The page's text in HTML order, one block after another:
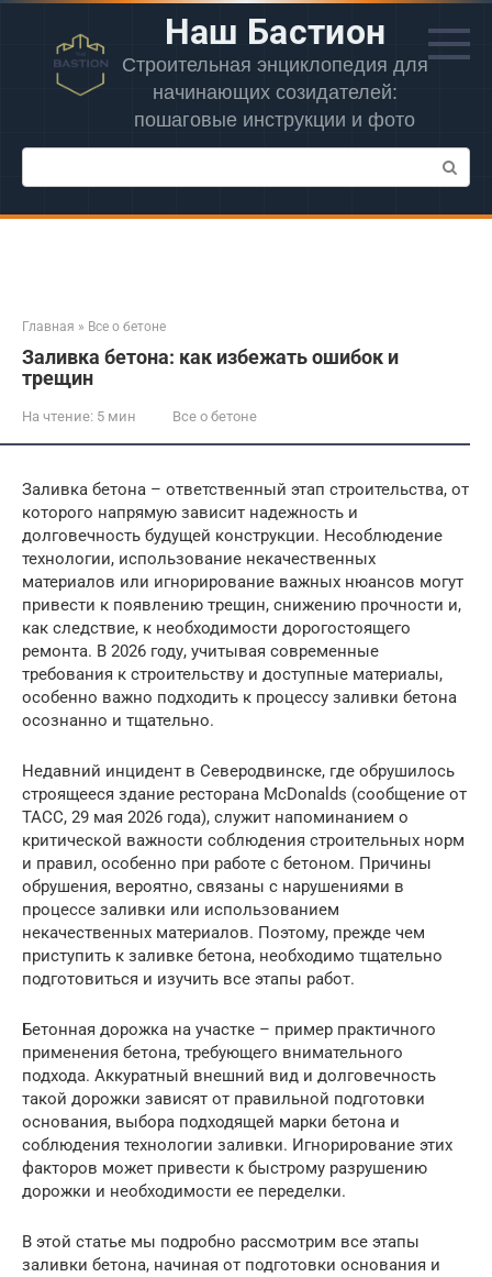
Перейти
контенту
Наш Бастион
Строительная энциклопедия для
начинающих созидателей:
пошаговые инструкции и фото
Поиск:
Главная » Все о бетоне
Заливка бетона: как избежать ошибок и
трещин
На чтение: 5 мин Все о бетоне
Заливка бетона – ответственный этап строительства, от
которого напрямую зависит надежность и
долговечность будущей конструкции. Несоблюдение
технологии, использование некачественных
материалов или игнорирование важных нюансов могут
привести к появлению трещин, снижению прочности и,
как следствие, к необходимости дорогостоящего
ремонта. В 2026 году, учитывая современные
требования к строительству и доступные материалы,
особенно важно подходить к процессу заливки бетона
осознанно и тщательно.
Недавний инцидент в Северодвинске, где обрушилось
строящееся здание ресторана McDonalds (сообщение от
ТАСС, 29 мая 2026 года), служит напоминанием о
критической важности соблюдения строительных норм
и правил, особенно при работе с бетоном. Причины
обрушения, вероятно, связаны с нарушениями в
процессе заливки или использованием
некачественных материалов. Поэтому, прежде чем
приступить к заливке бетона, необходимо тщательно
подготовиться и изучить все этапы работ.
Бетонная дорожка на участке – пример практичного
применения бетона, требующего внимательного
подхода. Аккуратный внешний вид и долговечность
такой дорожки зависят от правильной подготовки
основания, выбора подходящей марки бетона и
соблюдения технологии заливки. Игнорирование этих
факторов может привести к быстрому разрушению
дорожки и необходимости ее переделки.
В этой статье мы подробно рассмотрим все этапы
заливки бетона, начиная от подготовки основания и